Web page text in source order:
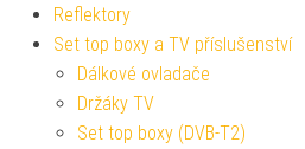
Reflektory
Set top boxy a TV příslušenství
Dálkové ovladače
Držáky TV
Set top boxy (DVB-T2)